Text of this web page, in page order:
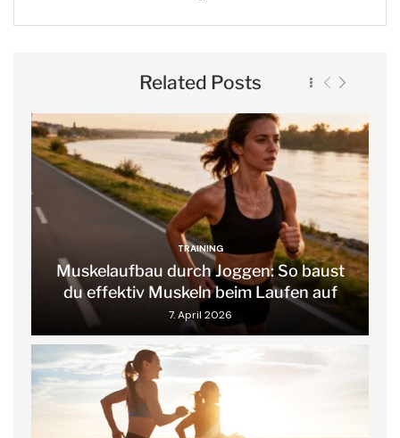
Related Posts
TRAINING
Muskelaufbau durch Joggen: So baust
du effektiv Muskeln beim Laufen auf
7. April 2026